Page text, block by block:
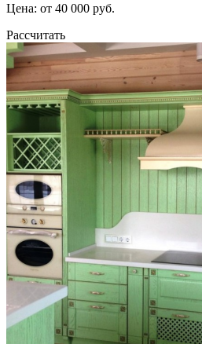
Цена: от 40 000 руб.
Рассчитать